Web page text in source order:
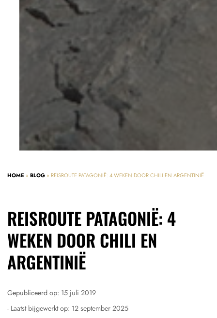
HOME » BLOG » REISROUTE PATAGONIË: 4 WEKEN DOOR CHILI EN ARGENTINIË
REISROUTE PATAGONIË: 4
WEKEN DOOR CHILI EN
ARGENTINIË
Gepubliceerd op: 15 juli 2019
- Laatst bijgewerkt op: 12 september 2025